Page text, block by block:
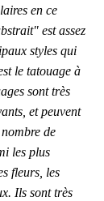
en ce
est assez
styles qui
le tatouage à
sont très
et peuvent
de
les plus
fleurs, les
Ils sont très